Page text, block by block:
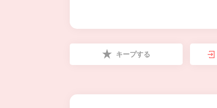
キープする